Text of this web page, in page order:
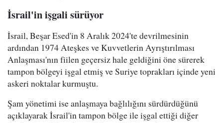
İsrail'in işgali sürüyor
İsrail, Beşar Esed'in 8 Aralık 2024'te devrilmesinin
ardından 1974 Ateşkes ve Kuvvetlerin Ayrıştırılması
Anlaşması'nın fiilen geçersiz hale geldiğini öne sürerek
tampon bölgeyi işgal etmiş ve Suriye toprakları içinde yeni
askeri noktalar kurmuştu.
Şam yönetimi ise anlaşmaya bağlılığını sürdürdüğünü
açıklayarak İsrail'in tampon bölge ile işgal ettiği diğer